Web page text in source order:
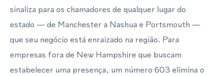
sinaliza para os chamadores de qualquer lugar do
estado — de Manchester a Nashua e Portsmouth —
que seu negócio está enraizado na região. Para
empresas fora de New Hampshire que buscam
estabelecer uma presença, um número 603 elimina o